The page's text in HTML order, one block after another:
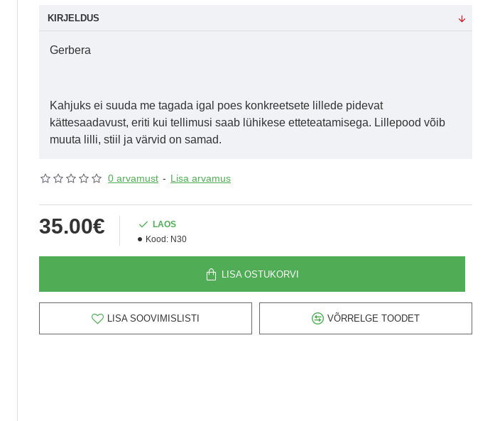
KIRJELDUS
Gerbera
Kahjuks ei suuda me tagada igal poes konkreetsete lillede pidevat
kättesaadavust, eriti kui tellimusi saab lühikese etteteatamisega. Lillepood võib
muuta lilli, stiil ja värvid on samad.
0 arvamust - Lisa arvamus
35.00€
LAOS
Kood: N30
LISA OSTUKORVI
LISA SOOVIMISLISTI VÕRRELGE TOODET